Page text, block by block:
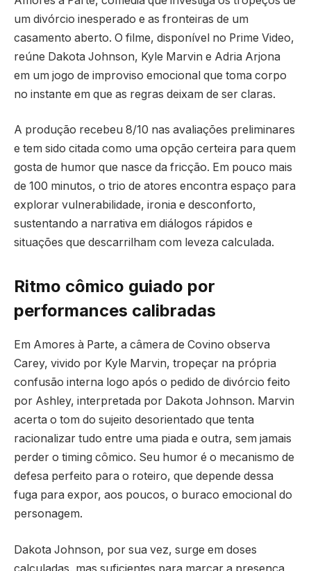
um divórcio inesperado e as fronteiras de um
casamento aberto. O filme, disponível no Prime Video,
reúne Dakota Johnson, Kyle Marvin e Adria Arjona
em um jogo de improviso emocional que toma corpo
no instante em que as regras deixam de ser claras.
A produção recebeu 8/10 nas avaliações preliminares
e tem sido citada como uma opção certeira para quem
gosta de humor que nasce da fricção. Em pouco mais
de 100 minutos, o trio de atores encontra espaço para
explorar vulnerabilidade, ironia e desconforto,
sustentando a narrativa em diálogos rápidos e
situações que descarrilham com leveza calculada.
Ritmo cômico guiado por
performances calibradas
Em Amores à Parte, a câmera de Covino observa
Carey, vivido por Kyle Marvin, tropeçar na própria
confusão interna logo após o pedido de divórcio feito
por Ashley, interpretada por Dakota Johnson. Marvin
acerta o tom do sujeito desorientado que tenta
racionalizar tudo entre uma piada e outra, sem jamais
perder o timing cômico. Seu humor é o mecanismo de
defesa perfeito para o roteiro, que depende dessa
fuga para expor, aos poucos, o buraco emocional do
personagem.
Dakota Johnson, por sua vez, surge em doses